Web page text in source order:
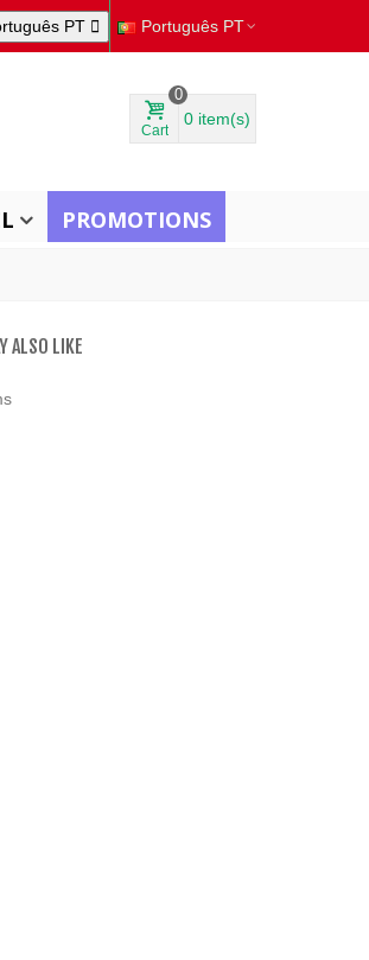
PT  Português PT
Cart
0
0 item(s)
PROMOTIONS
ALSO LIKE